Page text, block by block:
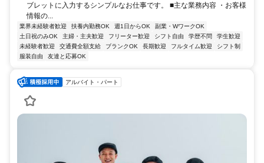
ブレットに入力するシンプルなお仕事です。 ■主な業務内容 ・お客様
情報の...
業界未経験者歓迎 扶養内勤務OK 週1日からOK
副業・WワークOK
土日祝のみOK
主婦・主夫歓迎 フリーター歓迎 シフト自由 学歴不問
学生歓迎
未経験者歓迎
交通費全額支給 ブランクOK 長期歓迎 フルタイム歓迎
シフト制
服装自由
友達と応募OK
アルバイト・パート